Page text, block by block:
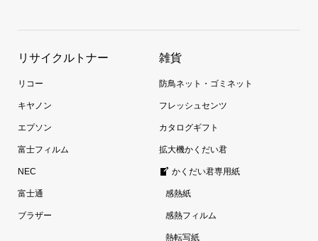
リサイクルトナー
リコー
キヤノン
エプソン
富士フィルム
NEC
富士通
ブラザー
雑貨
防鳥ネット・ゴミネット
フレッシュセンツ
カタログギフト
拡大機かくだい君
かくだい君専用紙
感熱紙
感熱フィルム
熱転写紙